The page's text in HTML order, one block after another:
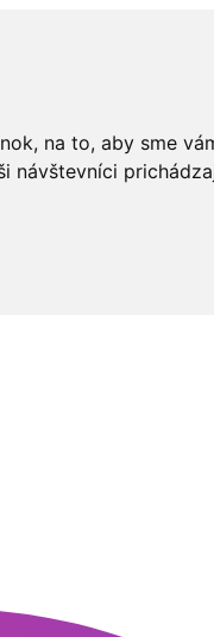
na to, aby sme
návštevníci